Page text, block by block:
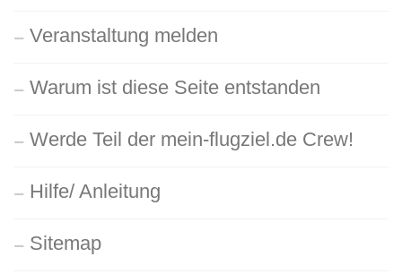
Veranstaltung melden
Warum ist diese Seite entstanden
Werde Teil der mein-flugziel.de Crew!
Hilfe/ Anleitung
Sitemap